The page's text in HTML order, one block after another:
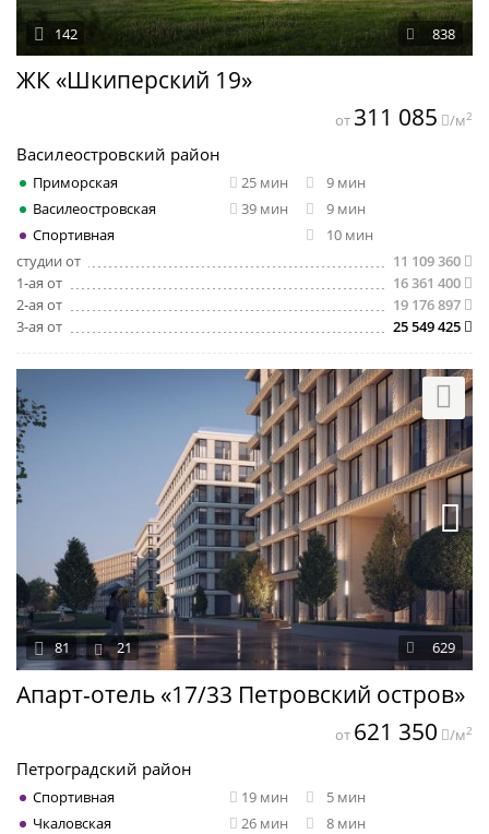
ЖК «Шкиперский 19»
838
142
Василеостровский район
Приморская 25 мин
9 мин
Василеостровская
39 мин
9 мин
Спортивная
10 мин
студии от
11 109 360
1-ая от
16 361 400
2-ая от
19 176 897
3-ая от
25 549 425
от 311 085 /м2
Апарт-отель «17/33 Петровский остров»
629
81 21
Петроградский район
Спортивная 19 мин
5 мин
Чкаловская
26 мин
8 мин
от 621 350 /м2